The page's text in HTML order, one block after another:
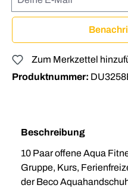
Zum Merkzettel
Produktnummer:
Beschreibung
10 Paar offene Aqua
Gruppe, Kurs,
der Beco